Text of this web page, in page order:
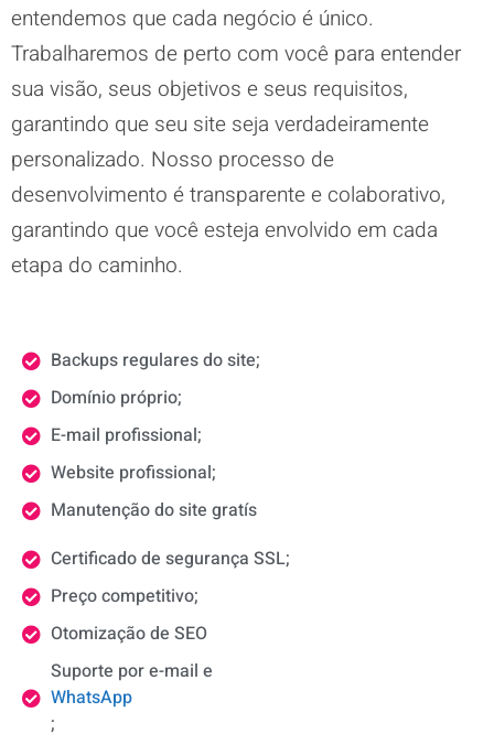
entendemos que cada negócio é único.
Trabalharemos de perto com você para entender
sua visão, seus objetivos e seus requisitos,
garantindo que seu site seja verdadeiramente
personalizado. Nosso processo de
desenvolvimento é transparente e colaborativo,
garantindo que você esteja envolvido em cada
etapa do caminho.
Backups regulares do site;
Domínio próprio;
E-mail profissional;
Website profissional;
Manutenção do site gratís
Certificado de segurança SSL;
Preço competitivo;
Otomização de SEO
Suporte por e-mail e
WhatsApp
;